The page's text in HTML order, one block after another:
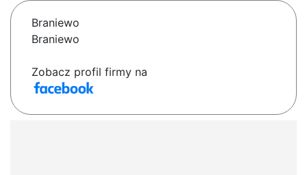
Braniewo
Braniewo
Zobacz profil firmy na